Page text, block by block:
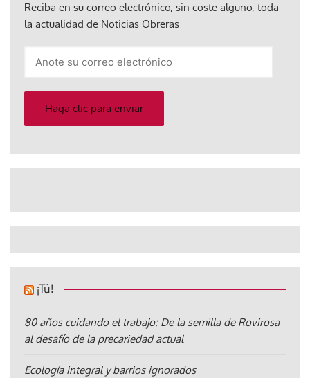
Reciba en su correo electrónico, sin coste alguno, toda
la actualidad de Noticias Obreras
electrónico
Haga clic para enviar
¡Tú!
80 años cuidando el trabajo: De la semilla de Rovirosa
al desafío de la precariedad actual
Ecología integral y barrios ignorados